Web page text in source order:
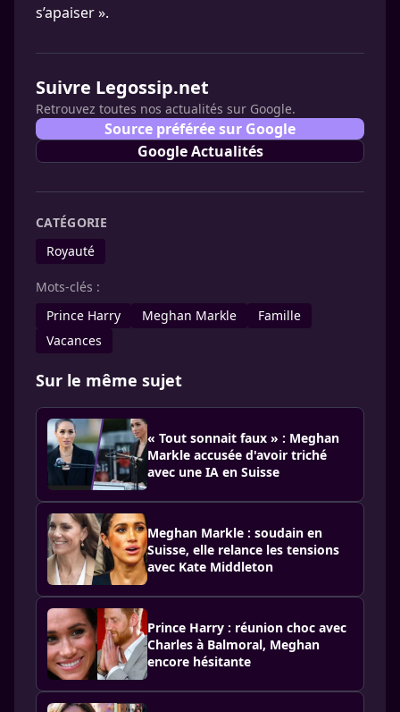
s’apaiser ».
Suivre Legossip.net
Retrouvez toutes nos actualités sur Google.
Source préférée sur Google
Google Actualités
CATÉGORIE
Royauté
Mots-clés :
Prince Harry
Meghan Markle
Famille
Vacances
Sur le même sujet
« Tout sonnait faux » : Meghan
Markle accusée d'avoir triché
avec une IA en Suisse
Meghan Markle : soudain en
Suisse, elle relance les tensions
avec Kate Middleton
Prince Harry : réunion choc avec
Charles à Balmoral, Meghan
encore hésitante